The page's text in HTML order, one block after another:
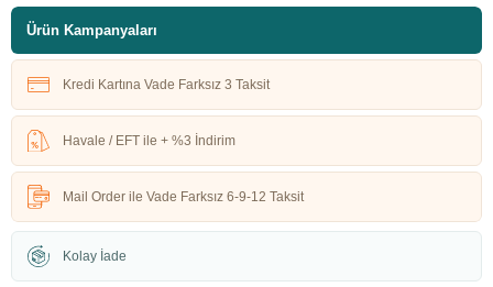
Ürün Kampanyaları
Kredi Kartına Vade Farksız 3 Taksit
Havale / EFT ile + %3 İndirim
Mail Order ile Vade Farksız 6-9-12 Taksit
Kolay İade